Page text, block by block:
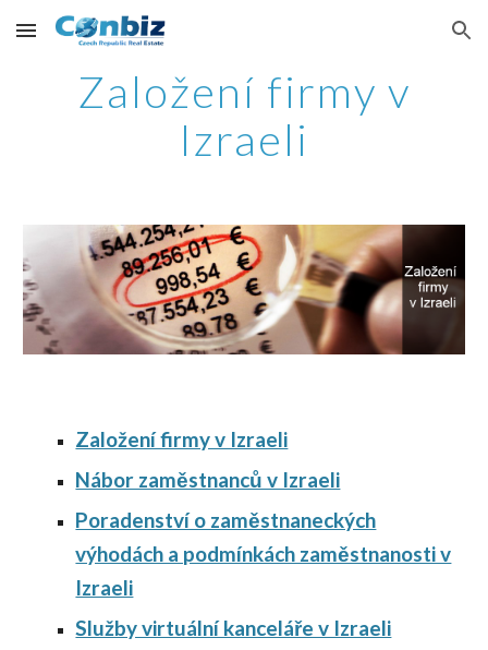
Skip to main content Skip to navigation
Založení firmy v
Izraeli
Založení firmy v Izraeli
Nábor zaměstnanců v Izraeli
Poradenství o zaměstnaneckých
výhodách a podmínkách zaměstnanosti v
Izraeli
Služby virtuální kanceláře v Izraeli